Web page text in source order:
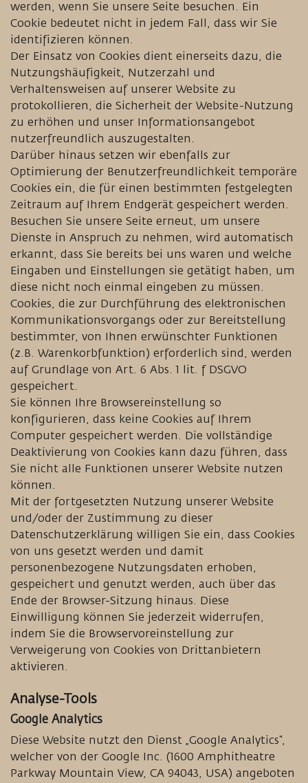
werden, wenn Sie unsere Seite besuchen. Ein
Cookie bedeutet nicht in jedem Fall, dass wir Sie
identifizieren können.
Der Einsatz von Cookies dient einerseits dazu, die
Nutzungshäufigkeit, Nutzerzahl und
Verhaltensweisen auf unserer Website zu
protokollieren, die Sicherheit der Website-Nutzung
zu erhöhen und unser Informationsangebot
nutzerfreundlich auszugestalten.
Darüber hinaus setzen wir ebenfalls zur
Optimierung der Benutzerfreundlichkeit temporäre
Cookies ein, die für einen bestimmten festgelegten
Zeitraum auf Ihrem Endgerät gespeichert werden.
Besuchen Sie unsere Seite erneut, um unsere
Dienste in Anspruch zu nehmen, wird automatisch
erkannt, dass Sie bereits bei uns waren und welche
Eingaben und Einstellungen sie getätigt haben, um
diese nicht noch einmal eingeben zu müssen.
Cookies, die zur Durchführung des elektronischen
Kommunikationsvorgangs oder zur Bereitstellung
bestimmter, von Ihnen erwünschter Funktionen
(z.B. Warenkorbfunktion) erforderlich sind, werden
auf Grundlage von Art. 6 Abs. 1 lit. f DSGVO
gespeichert.
Sie können Ihre Browsereinstellung so
konfigurieren, dass keine Cookies auf Ihrem
Computer gespeichert werden. Die vollständige
Deaktivierung von Cookies kann dazu führen, dass
Sie nicht alle Funktionen unserer Website nutzen
können.
Mit der fortgesetzten Nutzung unserer Website
und/oder der Zustimmung zu dieser
Datenschutzerklärung willigen Sie ein, dass Cookies
von uns gesetzt werden und damit
personenbezogene Nutzungsdaten erhoben,
gespeichert und genutzt werden, auch über das
Ende der Browser-Sitzung hinaus. Diese
Einwilligung können Sie jederzeit widerrufen,
indem Sie die Browservoreinstellung zur
Verweigerung von Cookies von Drittanbietern
aktivieren.
Analyse-Tools
Google Analytics
Diese Website nutzt den Dienst „Google Analytics“,
welcher von der Google Inc. (1600 Amphitheatre
Parkway Mountain View, CA 94043, USA) angeboten